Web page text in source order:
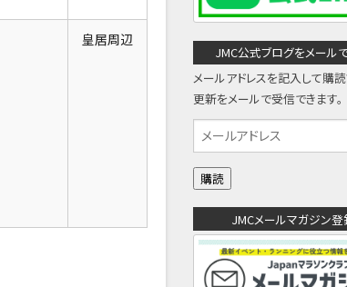
皇居周辺
JMC公式ブログをメール
メールアドレスを記入して購読
更新をメールで受信できます。
ー
ル
ア
ド
レ
JMCメールマガジン登